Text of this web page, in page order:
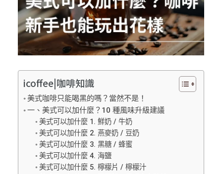
icoffee|咖啡知識
美式咖啡只能喝黑的嗎？當然不是！
一、美式可以加什麼？10 種風味升級建議
美式可以加什麼 1. 鮮奶 / 牛奶
美式可以加什麼 2. 燕麥奶 / 豆奶
美式可以加什麼 3. 黑糖 / 蜂蜜
美式可以加什麼 4. 海鹽
美式可以加什麼 5. 檸檬片 / 檸檬汁